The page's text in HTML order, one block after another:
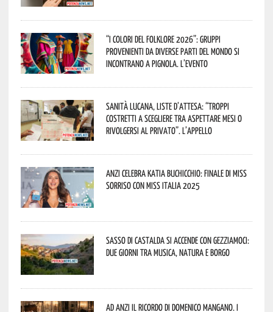
“I Colori del Folklore 2026”: gruppi
provenienti da diverse parti del mondo si
incontrano a Pignola. L’evento
Sanità lucana, liste d’attesa: “Troppi
costretti a scegliere tra aspettare mesi o
rivolgersi al privato”. L’appello
Anzi celebra Katia Buchicchio: finale di Miss
Sorriso con Miss Italia 2025
Sasso di Castalda si accende con Gezziamoci:
due giorni tra musica, natura e borgo
Ad Anzi il ricordo di Domenico Mangano. I